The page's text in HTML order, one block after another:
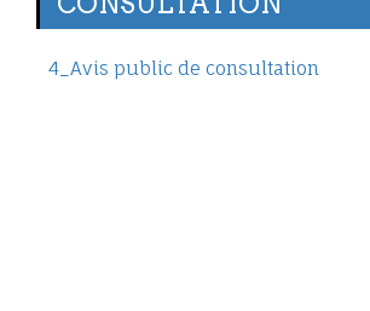
4_Avis public de consultation